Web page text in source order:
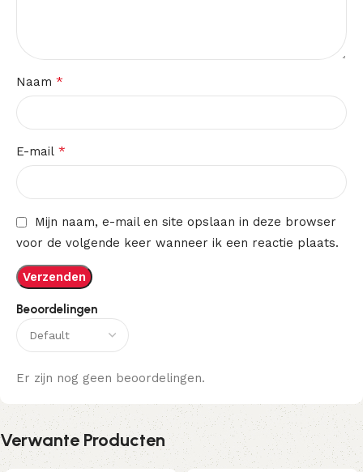
Beoordelingen
Er zijn nog geen beoordelingen.
Naam *
E-mail *
Mijn naam, e-mail en site opslaan in deze browser
voor de volgende keer wanneer ik een reactie plaats.
Verwante Producten